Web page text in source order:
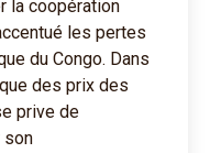
la coopération
les pertes
du Congo. Dans
des prix des
prive de
son